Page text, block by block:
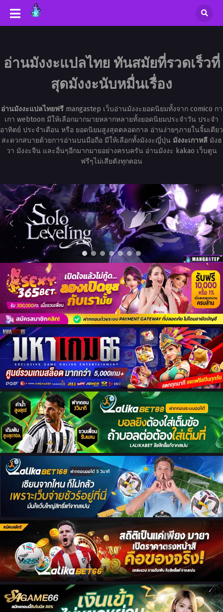
อ่านมังงะแปลไทย ทันสมัยที่รวดเร็วที่
สุดมังงะนับหมื่นเรื่อง
อ่านมังงะแปลไทยฟรีmangastep เว็บอ่านมังงะยอดนิยมทั้งจาก comico กา
เกา webtoon มีให้เลือกมากมายหลากหลายทั้งยอดนิยมประจำวัน ประจำ
อาทิตย์ ประจำเดือน หรือ ยอดนิยมสูงสุดตลอดกาล อ่านง่ายๆภายในจิ้มเดียว
สะดวกสบายด้วยการอ่านบนมือถือ มีให้เลือกทั้งมังงะญี่ปุ่น มังงะเกาหลีมังฮ
วา มังงะจีน และอื่นๆอีกมากมายอย่างครบครัน อ่านมังงะ kakao เว็บตูน
ฟรีๆไม่เสียตังทุกตอน